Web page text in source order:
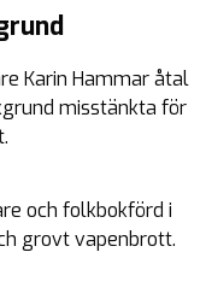
Karin Hammar åtal
misstänkta för
och folkbokförd i
grovt vapenbrott.